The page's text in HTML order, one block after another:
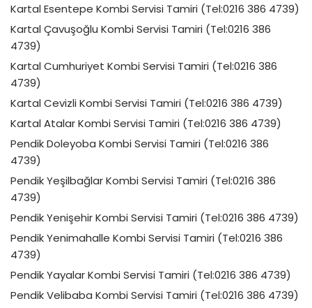
Kartal Esentepe Kombi Servisi Tamiri (Tel:0216 386 4739)
Kartal Çavuşoğlu Kombi Servisi Tamiri (Tel:0216 386
4739)
Kartal Cumhuriyet Kombi Servisi Tamiri (Tel:0216 386
4739)
Kartal Cevizli Kombi Servisi Tamiri (Tel:0216 386 4739)
Kartal Atalar Kombi Servisi Tamiri (Tel:0216 386 4739)
Pendik Doleyoba Kombi Servisi Tamiri (Tel:0216 386
4739)
Pendik Yeşilbağlar Kombi Servisi Tamiri (Tel:0216 386
4739)
Pendik Yenişehir Kombi Servisi Tamiri (Tel:0216 386 4739)
Pendik Yenimahalle Kombi Servisi Tamiri (Tel:0216 386
4739)
Pendik Yayalar Kombi Servisi Tamiri (Tel:0216 386 4739)
Pendik Velibaba Kombi Servisi Tamiri (Tel:0216 386 4739)